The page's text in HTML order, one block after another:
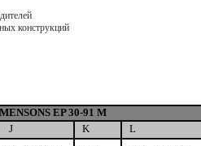
конструкций
EP 30-91 M
K L